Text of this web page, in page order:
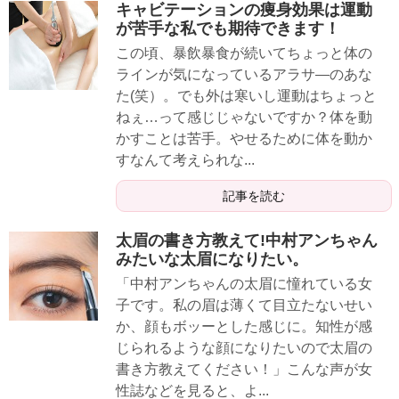
キャビテーションの痩身効果は運動
が苦手な私でも期待できます！
この頃、暴飲暴食が続いてちょっと体の
ラインが気になっているアラサ―のあな
た(笑）。でも外は寒いし運動はちょっと
ねぇ…って感じじゃないですか？体を動
かすことは苦手。やせるために体を動か
すなんて考えられな...
記事を読む
太眉の書き方教えて!中村アンちゃん
みたいな太眉になりたい。
「中村アンちゃんの太眉に憧れている女
子です。私の眉は薄くて目立たないせい
か、顔もボッーとした感じに。知性が感
じられるような顔になりたいので太眉の
書き方教えてください！」こんな声が女
性誌などを見ると、よ...